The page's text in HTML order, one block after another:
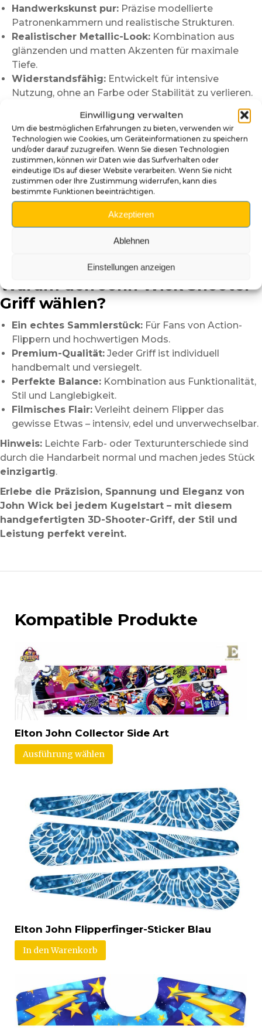
Einwilligung verwalten
Um die bestmöglichen Erfahrungen zu bieten, verwenden wir
Technologien wie Cookies, um Geräteinformationen zu speichern
und/oder darauf zuzugreifen. Wenn Sie diesen Technologien
zustimmen, können wir Daten wie das Surfverhalten oder
eindeutige IDs auf dieser Website verarbeiten. Wenn Sie nicht
zustimmen oder Ihre Zustimmung widerrufen, kann dies
bestimmte Funktionen beeinträchtigen.
Akzeptieren
Ablehnen
Einstellungen anzeigen
Handwerkskunst pur: Präzise modellierte
Patronenkammern und realistische Strukturen.
Realistischer Metallic-Look: Kombination aus
glänzenden und matten Akzenten für maximale
Tiefe.
Widerstandsfähig: Entwickelt für intensive
Nutzung, ohne an Farbe oder Stabilität zu verlieren.
Stangen (Stern, Williams, Bally u.a.).
Design mit Charakter:Bringt die düstere, elegante
Atmosphäre der John-Wick-Filme auf deinen Flipper.
Einfache Installation
Entferne den alten Shooter-Knopf und löse die
Feder.
John Wick Revolverzylinder-Griff
Leichtgängigkeit.
Warum den John Wick Shooter-
Griff wählen?
Ein echtes Sammlerstück: Für Fans von Action-
Flippern und hochwertigen Mods.
Premium-Qualität: Jeder Griff ist individuell
handbemalt und versiegelt.
Perfekte Balance: Kombination aus Funktionalität,
Stil und Langlebigkeit.
Filmisches Flair: Verleiht deinem Flipper das
gewisse Etwas – intensiv, edel und unverwechselbar.
Hinweis: Leichte Farb- oder Texturunterschiede sind
durch die Handarbeit normal und machen jedes Stück
einzigartig.
Erlebe die Präzision, Spannung und Eleganz von
John Wick bei jedem Kugelstart – mit diesem
handgefertigten 3D-Shooter-Griff, der Stil und
Leistung perfekt vereint.
Kompatible Produkte
Elton John Collector Side Art
Ausführung wählen
Elton John Flipperfinger-Sticker Blau
In den Warenkorb